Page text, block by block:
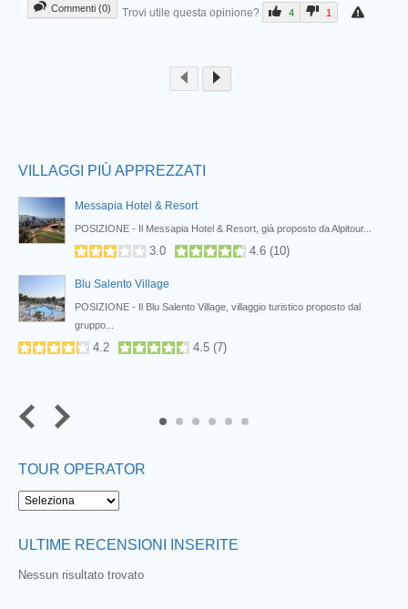
Commenti (0) Trovi utile questa opinione? 4 1
VILLAGGI PIÙ APPREZZATI
Messapia Hotel & Resort
POSIZIONE - Il Messapia Hotel & Resort, già proposto da Alpitour...
3.0 4.6 (10)
Blu Salento Village
POSIZIONE - Il Blu Salento Village, villaggio turistico proposto dal
gruppo...
4.2 4.5 (7)
TOUR OPERATOR
ULTIME RECENSIONI INSERITE
Nessun risultato trovato